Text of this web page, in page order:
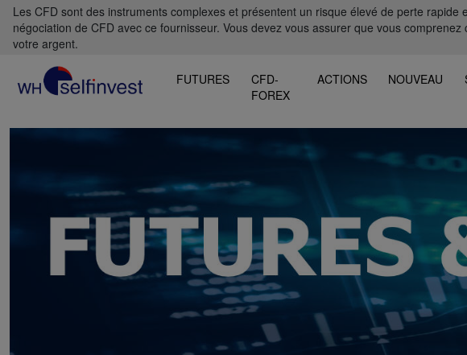
Les CFD sont des instruments complexes et présentent un risque élevé de perte
négociation de CFD avec ce fournisseur. Vous devez vous assurer que vous
votre argent.
FUTURES
CFD-
FOREX
ACTIONS NOUVEAU